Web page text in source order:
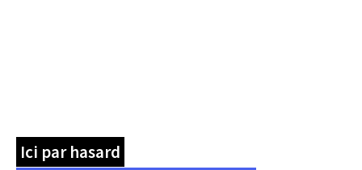
Ici par hasard